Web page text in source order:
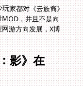
家都对《云族裔》
量MOD，并且不是向
网游方向发展，X博
影》在